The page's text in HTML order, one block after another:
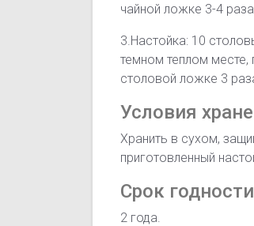
чайной ложке 3-4
3.Настойка: 10
темном теплом месте,
столовой ложке 3
Условия
Хранить в сухом,
приготовленный
Срок годности
2 года.